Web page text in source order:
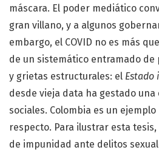
máscara. El poder mediático
gran villano, y a algunos
embargo, el COVID no es más
de un sistemático entramado
y grietas estructurales: el Estado
desde vieja data ha gestado
sociales. Colombia es un
respecto. Para ilustrar esta
de impunidad ante delitos